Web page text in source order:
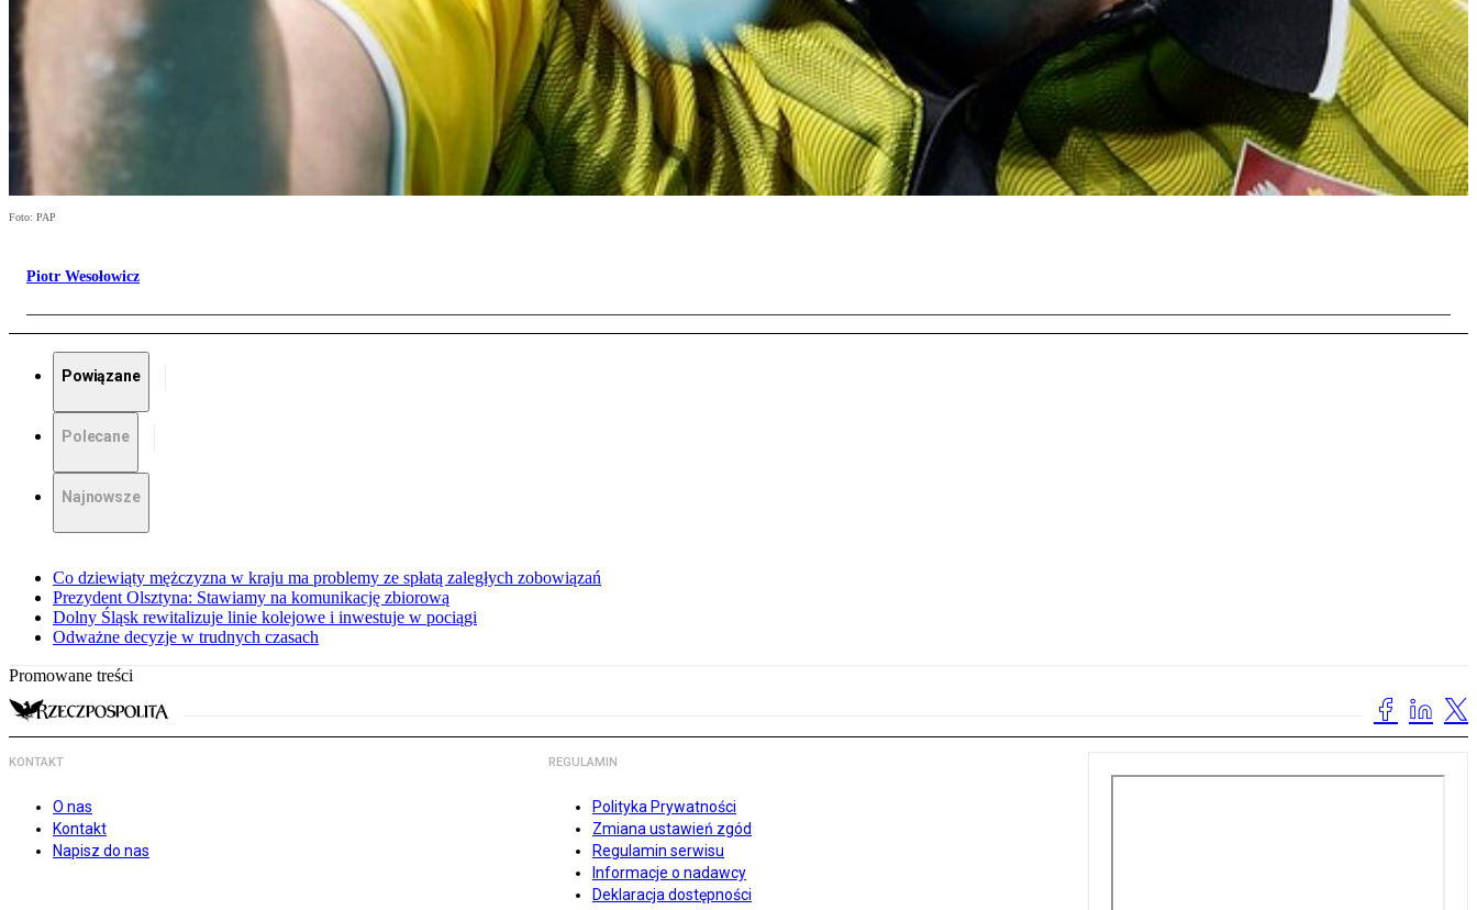
Foto: PAP
Piotr Wesołowicz
Powiązane
Polecane
Najnowsze
Co dziewiąty mężczyzna w kraju ma problemy ze spłatą zaległych zobowiązań
Prezydent Olsztyna: Stawiamy na komunikację zbiorową
Dolny Śląsk rewitalizuje linie kolejowe i inwestuje w pociągi
Odważne decyzje w trudnych czasach
Promowane treści
KONTAKT
O nas
Kontakt
Napisz do nas
REGULAMIN
Polityka Prywatności
Zmiana ustawień zgód
Regulamin serwisu
Informacje o nadawcy
Deklaracja dostępności